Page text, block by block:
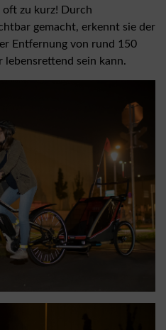
zu kurz! Durch
gemacht, erkennt sie der
Entfernung von rund 150
sein kann.